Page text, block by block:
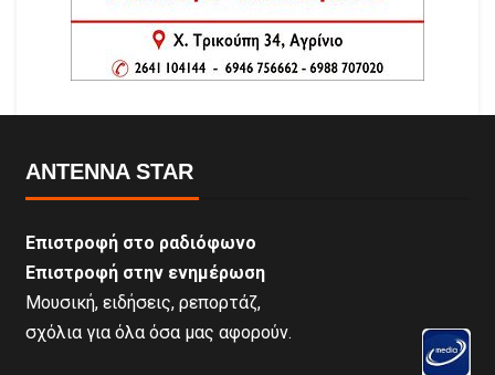
ANTENNA STAR
Επιστροφή στο ραδιόφωνο
Επιστροφή στην ενημέρωση
Μουσική, ειδήσεις, ρεπορτάζ,
σχόλια για όλα όσα μας αφορούν.